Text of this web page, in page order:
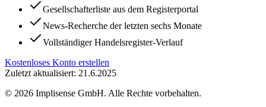
Gesellschafterliste aus dem Registerportal
News-Recherche der letzten sechs Monate
Vollständiger Handelsregister-Verlauf
Kostenloses Konto erstellen
Zuletzt aktualisiert: 21.6.2025
© 2026 Implisense GmbH. Alle Rechte vorbehalten.